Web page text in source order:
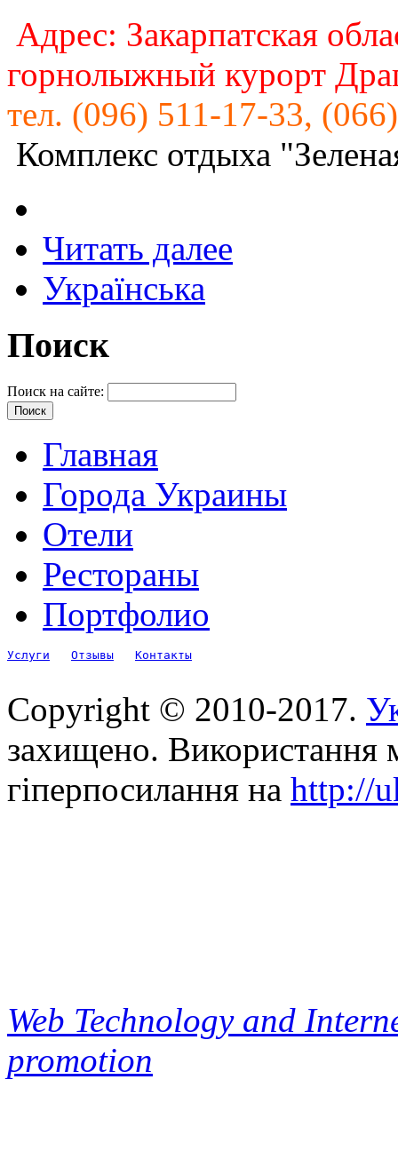
Адрес: Закарпатская
горнолыжный курорт
тел. (096) 511-17-33,
Комплекс отдыха
Читать далее
Українська
Поиск
Поиск на сайте:
Главная
Города Украины
Отели
Рестораны
Портфолио
Услуги Отзывы Контакты
Copyright © 2010-2017.
захищено. Використання
гіперпосилання на http://
Web Technology and
promotion